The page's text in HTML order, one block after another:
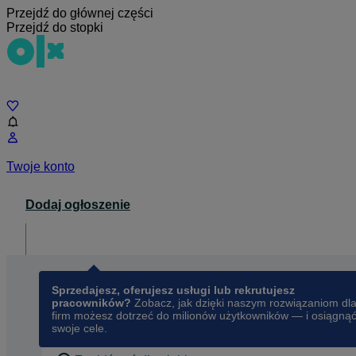
Przejdź do głównej części
Przejdź do stopki
Twoje konto
Dodaj ogłoszenie
Sprzedajesz, oferujesz usługi lub rekrutujesz
pracowników? Zobacz, jak dzięki naszym rozwiązaniom dla
firm możesz dotrzeć do milionów użytkowników — i osiągnąć
swoje cele.